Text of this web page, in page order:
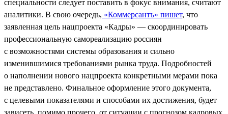
специальности следует поставить в фокус внимания, считают
аналитики. В свою очередь, «Коммерсантъ» пишет, что
заявленная цель нацпроекта «Кадры» — скоординировать
профессиональную самореализацию россиян
с возможностями системы образования и сильно
изменившимися требованиями рынка труда. Подробностей
о наполнении нового нацпроекта конкретными мерами пока
не представлено. Финальное оформление этого документа,
с целевыми показателями и способами их достижения, будет
зависеть, помимо прочего, от ситуации с прогнозом кадровых